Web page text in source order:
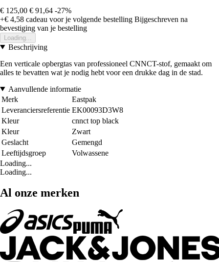
€ 125,00 € 91,64 -27%
+€ 4,58 cadeau voor je volgende bestelling Bijgeschreven na
bevestiging van je bestelling
Loading...
Beschrijving
Een verticale opbergtas van professioneel CNNCT-stof, gemaakt om
alles te bevatten wat je nodig hebt voor een drukke dag in de stad.
Aanvullende informatie
Merk
Eastpak
Leveranciersreferentie EK00093D3W8
Kleur
cnnct top black
Kleur
Zwart
Geslacht
Gemengd
Leeftijdsgroep
Volwassene
Loading...
Loading...
Al onze merken